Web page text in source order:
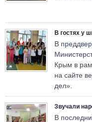
В гостях у
В
Крым в
на сайте
дел».
Звучали
В